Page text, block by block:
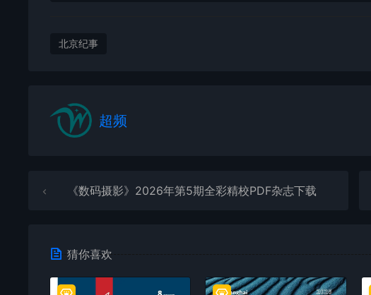
北京纪事
超频
《数码摄影》2026年第5期全彩精校PDF杂志下载
猜你喜欢